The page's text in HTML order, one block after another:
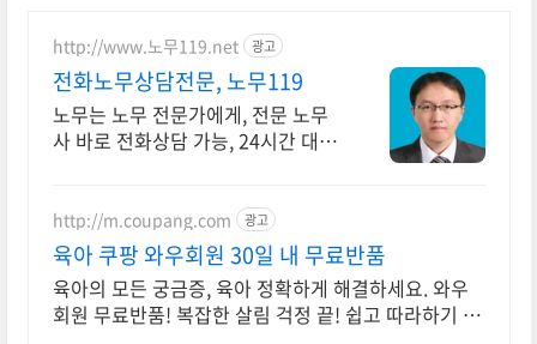
http://www.노무119.net 광고
전화노무상담전문, 노무119
노무는 노무 전문가에게, 전문 노무
사 바로 전화상담 가능, 24시간 대기
http://m.coupang.com 광고
육아 쿠팡 와우회원 30일 내 무료반품
육아의 모든 궁금증, 육아 정확하게 해결하세요. 와우
회원 무료반품! 복잡한 살림 걱정 끝! 쉽고 따라하기 좋